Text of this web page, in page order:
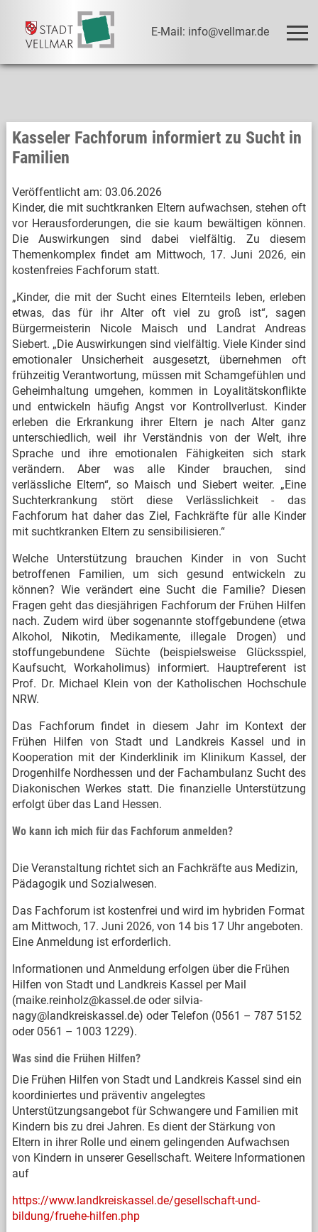
E-Mail: info@vellmar.de
Kasseler Fachforum informiert zu Sucht in
Familien
Veröffentlicht am: 03.06.2026
Kinder, die mit suchtkranken Eltern aufwachsen, stehen oft
vor Herausforderungen, die sie kaum bewältigen können.
Die Auswirkungen sind dabei vielfältig. Zu diesem
Themenkomplex findet am Mittwoch, 17. Juni 2026, ein
kostenfreies Fachforum statt.
„Kinder, die mit der Sucht eines Elternteils leben, erleben
etwas, das für ihr Alter oft viel zu groß ist“, sagen
Bürgermeisterin Nicole Maisch und Landrat Andreas
Siebert. „Die Auswirkungen sind vielfältig. Viele Kinder sind
emotionaler Unsicherheit ausgesetzt, übernehmen oft
frühzeitig Verantwortung, müssen mit Schamgefühlen und
Geheimhaltung umgehen, kommen in Loyalitätskonflikte
und entwickeln häufig Angst vor Kontrollverlust. Kinder
erleben die Erkrankung ihrer Eltern je nach Alter ganz
unterschiedlich, weil ihr Verständnis von der Welt, ihre
Sprache und ihre emotionalen Fähigkeiten sich stark
verändern. Aber was alle Kinder brauchen, sind
verlässliche Eltern“, so Maisch und Siebert weiter. „Eine
Suchterkrankung stört diese Verlässlichkeit - das
Fachforum hat daher das Ziel, Fachkräfte für alle Kinder
mit suchtkranken Eltern zu sensibilisieren.“
Welche Unterstützung brauchen Kinder in von Sucht
betroffenen Familien, um sich gesund entwickeln zu
können? Wie verändert eine Sucht die Familie? Diesen
Fragen geht das diesjährigen Fachforum der Frühen Hilfen
nach. Zudem wird über sogenannte stoffgebundene (etwa
Alkohol, Nikotin, Medikamente, illegale Drogen) und
stoffungebundene Süchte (beispielsweise Glücksspiel,
Kaufsucht, Workaholimus) informiert. Hauptreferent ist
Prof. Dr. Michael Klein von der Katholischen Hochschule
NRW.
Das Fachforum findet in diesem Jahr im Kontext der
Frühen Hilfen von Stadt und Landkreis Kassel und in
Kooperation mit der Kinderklinik im Klinikum Kassel, der
Drogenhilfe Nordhessen und der Fachambulanz Sucht des
Diakonischen Werkes statt. Die finanzielle Unterstützung
erfolgt über das Land Hessen.
Wo kann ich mich für das Fachforum anmelden?
Die Veranstaltung richtet sich an Fachkräfte aus Medizin,
Pädagogik und Sozialwesen.
Das Fachforum ist kostenfrei und wird im hybriden Format
am Mittwoch, 17. Juni 2026, von 14 bis 17 Uhr angeboten.
Eine Anmeldung ist erforderlich.
Informationen und Anmeldung erfolgen über die Frühen
Hilfen von Stadt und Landkreis Kassel per Mail
(maike.reinholz@kassel.de oder silvia-
nagy@landkreiskassel.de) oder Telefon (0561 – 787 5152
oder 0561 – 1003 1229).
Was sind die Frühen Hilfen?
Die Frühen Hilfen von Stadt und Landkreis Kassel sind ein
koordiniertes und präventiv angelegtes
Unterstützungsangebot für Schwangere und Familien mit
Kindern bis zu drei Jahren. Es dient der Stärkung von
Eltern in ihrer Rolle und einem gelingenden Aufwachsen
von Kindern in unserer Gesellschaft. Weitere Informationen
auf
https://www.landkreiskassel.de/gesellschaft-und-
bildung/fruehe-hilfen.php